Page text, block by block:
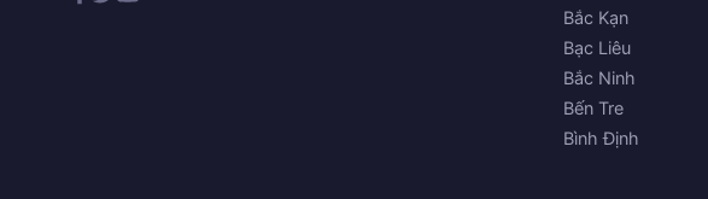
Bắc Kạn
Bạc Liêu
Bắc Ninh
Bến Tre
Bình Định